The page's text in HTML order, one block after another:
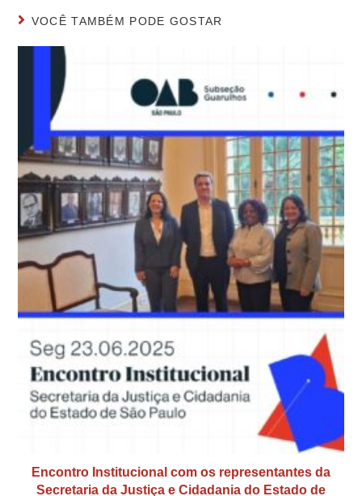
VOCÊ TAMBÉM PODE GOSTAR
Encontro Institucional com os representantes da
Secretaria da Justiça e Cidadania do Estado de